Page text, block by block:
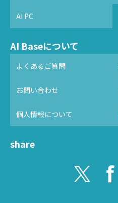
AI PC
AI Baseについて
よくあるご質問
お問い合わせ
個人情報について
share